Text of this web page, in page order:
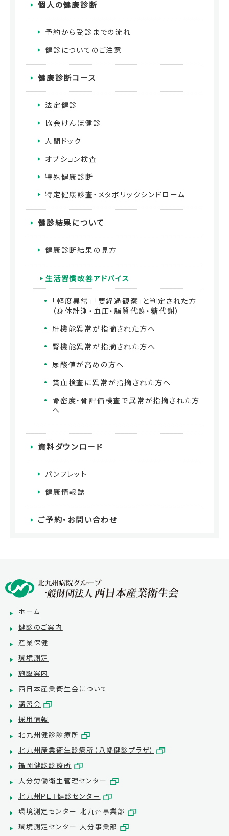
個人の健康診断
予約から受診までの流れ
健診についてのご注意
健康診断コース
法定健診
協会けんぽ健診
人間ドック
オプション検査
特殊健康診断
特定健康診査・メタボリックシンドローム
健診結果について
健康診断結果の見方
生活習慣改善アドバイス
「軽度異常」「要経過観察」と判定された方
（身体計測・血圧・脂質代謝・糖代謝）
肝機能異常が指摘された方へ
腎機能異常が指摘された方へ
尿酸値が高めの方へ
貧血検査に異常が指摘された方へ
骨密度・骨評価検査で異常が指摘された方
へ
資料ダウンロード
パンフレット
健康情報誌
ご予約・お問い合わせ
ホーム
健診のご案内
産業保健
環境測定
施設案内
西日本産業衛生会について
講習会
採用情報
北九州健診診療所
北九州産業衛生診療所（八幡健診プラザ）
福岡健診診療所
大分労働衛生管理センター
北九州PET健診センター
環境測定センター 北九州事業部
環境測定センター 大分事業部